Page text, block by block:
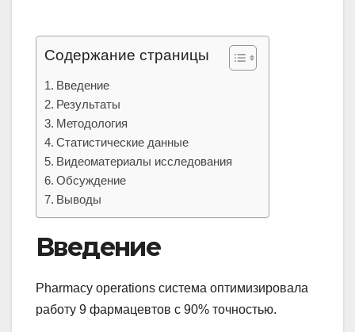
Содержание страницы
Введение
Результаты
Методология
Статистические данные
Видеоматериалы исследования
Обсуждение
Выводы
Введение
Pharmacy operations система оптимизировала
работу 9 фармацевтов с 90% точностью.